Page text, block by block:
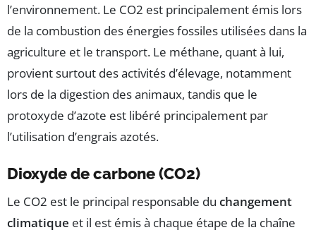
l’environnement. Le CO2 est principalement émis lors
de la combustion des énergies fossiles utilisées dans la
agriculture et le transport. Le méthane, quant à lui,
provient surtout des activités d’élevage, notamment
lors de la digestion des animaux, tandis que le
protoxyde d’azote est libéré principalement par
l’utilisation d’engrais azotés.
Dioxyde de carbone (CO2)
Le CO2 est le principal responsable du changement
climatique et il est émis à chaque étape de la chaîne